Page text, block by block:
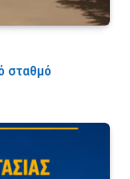
σταθμό